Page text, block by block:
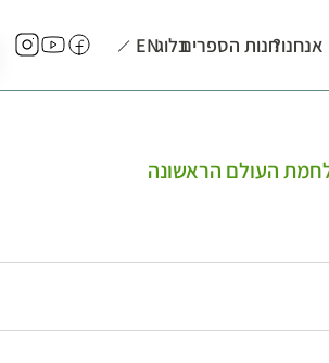
אנחנו?חנות הספריםבלוגEN
העולם הראשונה